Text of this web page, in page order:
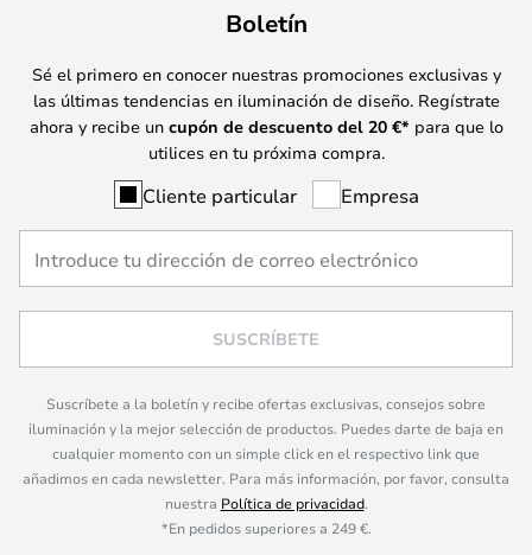
Boletín
Sé el primero en conocer nuestras promociones exclusivas y
las últimas tendencias en iluminación de diseño. Regístrate
ahora y recibe un cupón de descuento del 20 €* para que lo
utilices en tu próxima compra.
Cliente particular Empresa
SUSCRÍBETE
Suscríbete a la boletín y recibe ofertas exclusivas, consejos sobre
iluminación y la mejor selección de productos. Puedes darte de baja en
cualquier momento con un simple click en el respectivo link que
añadimos en cada newsletter. Para más información, por favor, consulta
nuestra Política de privacidad.
*En pedidos superiores a 249 €.